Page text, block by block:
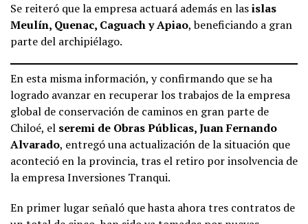
Se reiteró que la empresa actuará además en lasislas
Meulín, Quenac, Caguach y Apiao, beneficiando a gran
parte del archipiélago.
En esta misma información, y confirmando que se ha
logrado avanzar en recuperar los trabajos de la empresa
global de conservación de caminos en gran parte de
Chiloé, el seremi de Obras Públicas, Juan Fernando
Alvarado, entregó una actualización de la situación que
aconteció en la provincia, tras el retiro por insolvencia de
la empresa Inversiones Tranqui.
En primer lugar señaló que hasta ahora tres contratos de